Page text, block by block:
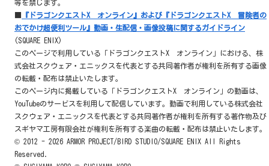
等を禁じます。
『ドラゴンクエストX オンライン』および『ドラゴンクエストX 冒険者の
おでかけ超便利ツール』動画・生配信・画像投稿に関するガイドライン
(SQUARE ENIX)
このページで利用している「ドラゴンクエストX オンライン」における、株
式会社スクウェア・エニックスを代表とする共同著作者が権利を所有する画像
の転載・配布は禁止いたします。
このページ内に掲載している「ドラゴンクエストX オンライン」の動画は、
YouTubeのサービスを利用して配信しています。動画で利用している株式会社
スクウェア・エニックスを代表とする共同著作者が権利を所有する著作物及び
スギヤマ工房有限会社が権利を所有する楽曲の転載・配布は禁止いたします。
© 2012 - 2026 ARMOR PROJECT/BIRD STUDIO/SQUARE ENIX All Rights
Reserved.